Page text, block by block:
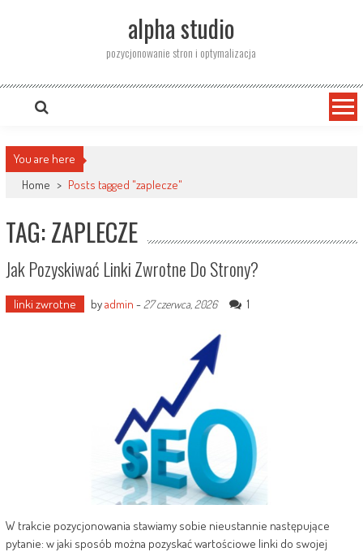
alpha studio
pozycjonowanie stron i optymalizacja
You are here
Home > Posts tagged "zaplecze"
TAG: ZAPLECZE
Jak Pozyskiwać Linki Zwrotne Do Strony?
linki zwrotne byadmin - 27 czerwca, 2026 1
W trakcie pozycjonowania stawiamy sobie nieustannie następujące
pytanie: w jaki sposób można pozyskać wartościowe linki do swojej